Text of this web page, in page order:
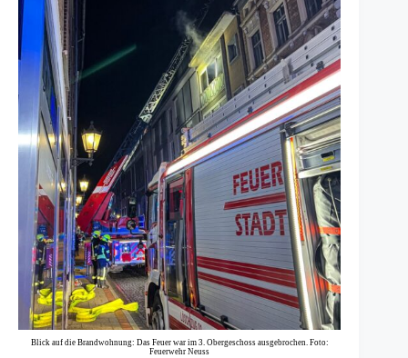
Blick auf die Brandwohnung: Das Feuer war im 3. Obergeschoss ausgebrochen. Foto:
Feuerwehr Neuss